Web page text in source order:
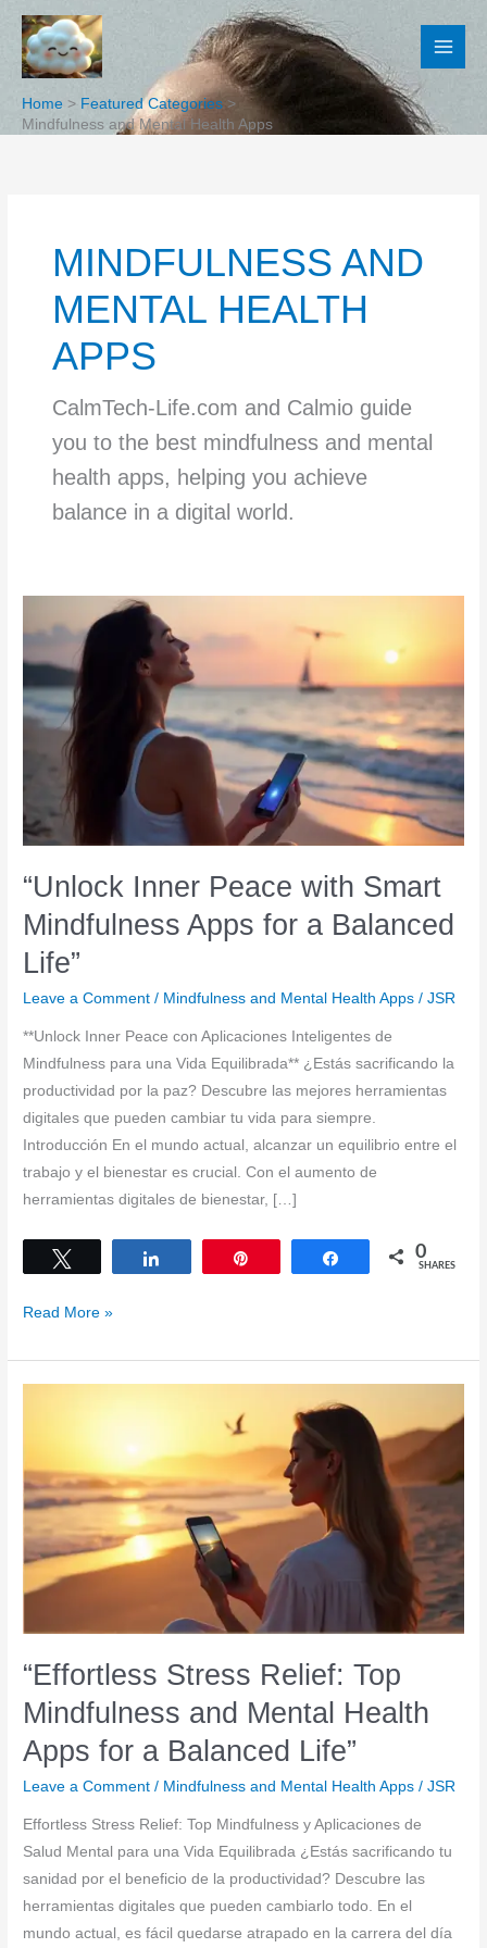
Skip
content
Home
Featured Categories
Mindfulness and Mental Health Apps
MINDFULNESS AND
MENTAL HEALTH
APPS
CalmTech-Life.com and Calmio guide
you to the best mindfulness and mental
health apps, helping you achieve
balance in a digital world.
“Unlock Inner Peace with Smart
Mindfulness Apps for a Balanced
Life”
Leave a Comment / Mindfulness and Mental Health Apps /JSR
**Unlock Inner Peace con Aplicaciones Inteligentes de
Mindfulness para una Vida Equilibrada** ¿Estás sacrificando la
productividad por la paz? Descubre las mejores herramientas
digitales que pueden cambiar tu vida para siempre.
Introducción En el mundo actual, alcanzar un equilibrio entre el
trabajo y el bienestar es crucial. Con el aumento de
herramientas digitales de bienestar, […]
Share 0
SHARES
“Unlock
Peace
Apps
for
Balanced
Life”
Read More »
“Effortless Stress Relief: Top
Mindfulness and Mental Health
Apps for a Balanced Life”
Leave a Comment / Mindfulness and Mental Health Apps /JSR
Effortless Stress Relief: Top Mindfulness y Aplicaciones de
Salud Mental para una Vida Equilibrada ¿Estás sacrificando tu
sanidad por el beneficio de la productividad? Descubre las
herramientas digitales que pueden cambiarlo todo. En el
mundo actual, es fácil quedarse atrapado en la carrera del día